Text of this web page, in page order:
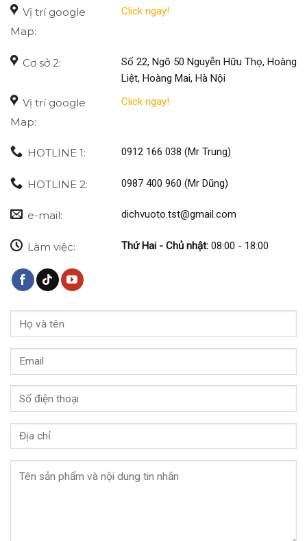
Vị trí google
Map:
Click ngay!
Cơ sở 2:
Số 22, Ngõ 50 Nguyễn Hữu Thọ, Hoàng
Liệt, Hoàng Mai, Hà Nội
Vị trí google
Map:
Click ngay!
HOTLINE 1: 0912 166 038 (Mr Trung)
HOTLINE 2: 0987 400 960 (Mr Dũng)
e-mail: dichvuoto.tst@gmail.com
Làm việc: Thứ Hai - Chủ nhật: 08:00 - 18:00